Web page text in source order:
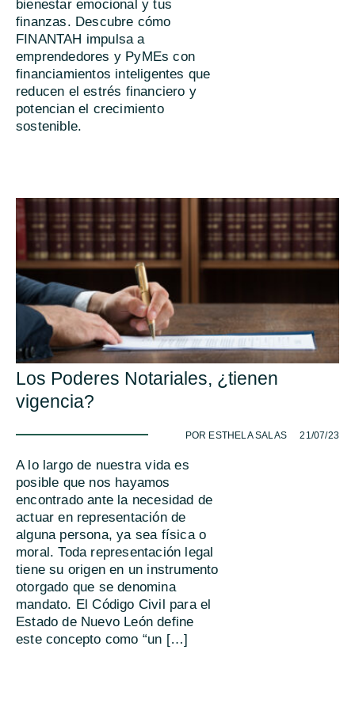
bienestar emocional y tus
finanzas. Descubre cómo
FINANTAH impulsa a
emprendedores y PyMEs con
financiamientos inteligentes que
reducen el estrés financiero y
potencian el crecimiento
sostenible.
Los Poderes Notariales, ¿tienen
vigencia?
- POR ESTHELA SALAS 21/07/23
A lo largo de nuestra vida es
posible que nos hayamos
encontrado ante la necesidad de
actuar en representación de
alguna persona, ya sea física o
moral. Toda representación legal
tiene su origen en un instrumento
otorgado que se denomina
mandato. El Código Civil para el
Estado de Nuevo León define
este concepto como “un […]